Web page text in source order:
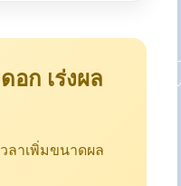
อก เร่งผล
ลาเพิ่มขนาดผล